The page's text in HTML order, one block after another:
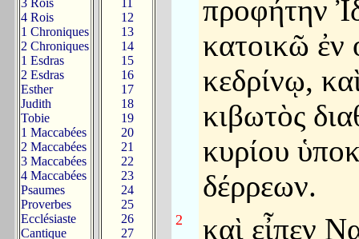
3 Rois
4 Rois
1 Chroniques
2 Chroniques
1 Esdras
2 Esdras
Esther
Judith
Tobie
1 Maccabées
2 Maccabées
3 Maccabées
4 Maccabées
Psaumes
Proverbes
Ecclésiaste
Cantique
11
12
13
14
15
16
17
18
19
20
21
22
23
24
25
26
27
προφήτην
κατοικῶ ἐν
κεδρίνῳ,
κιβωτὸς
κυρίου
δέρρεων.
2
καὶ εἶπεν